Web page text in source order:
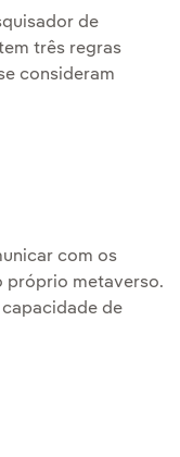
de
três regras
consideram
com os
próprio metaverso.
de